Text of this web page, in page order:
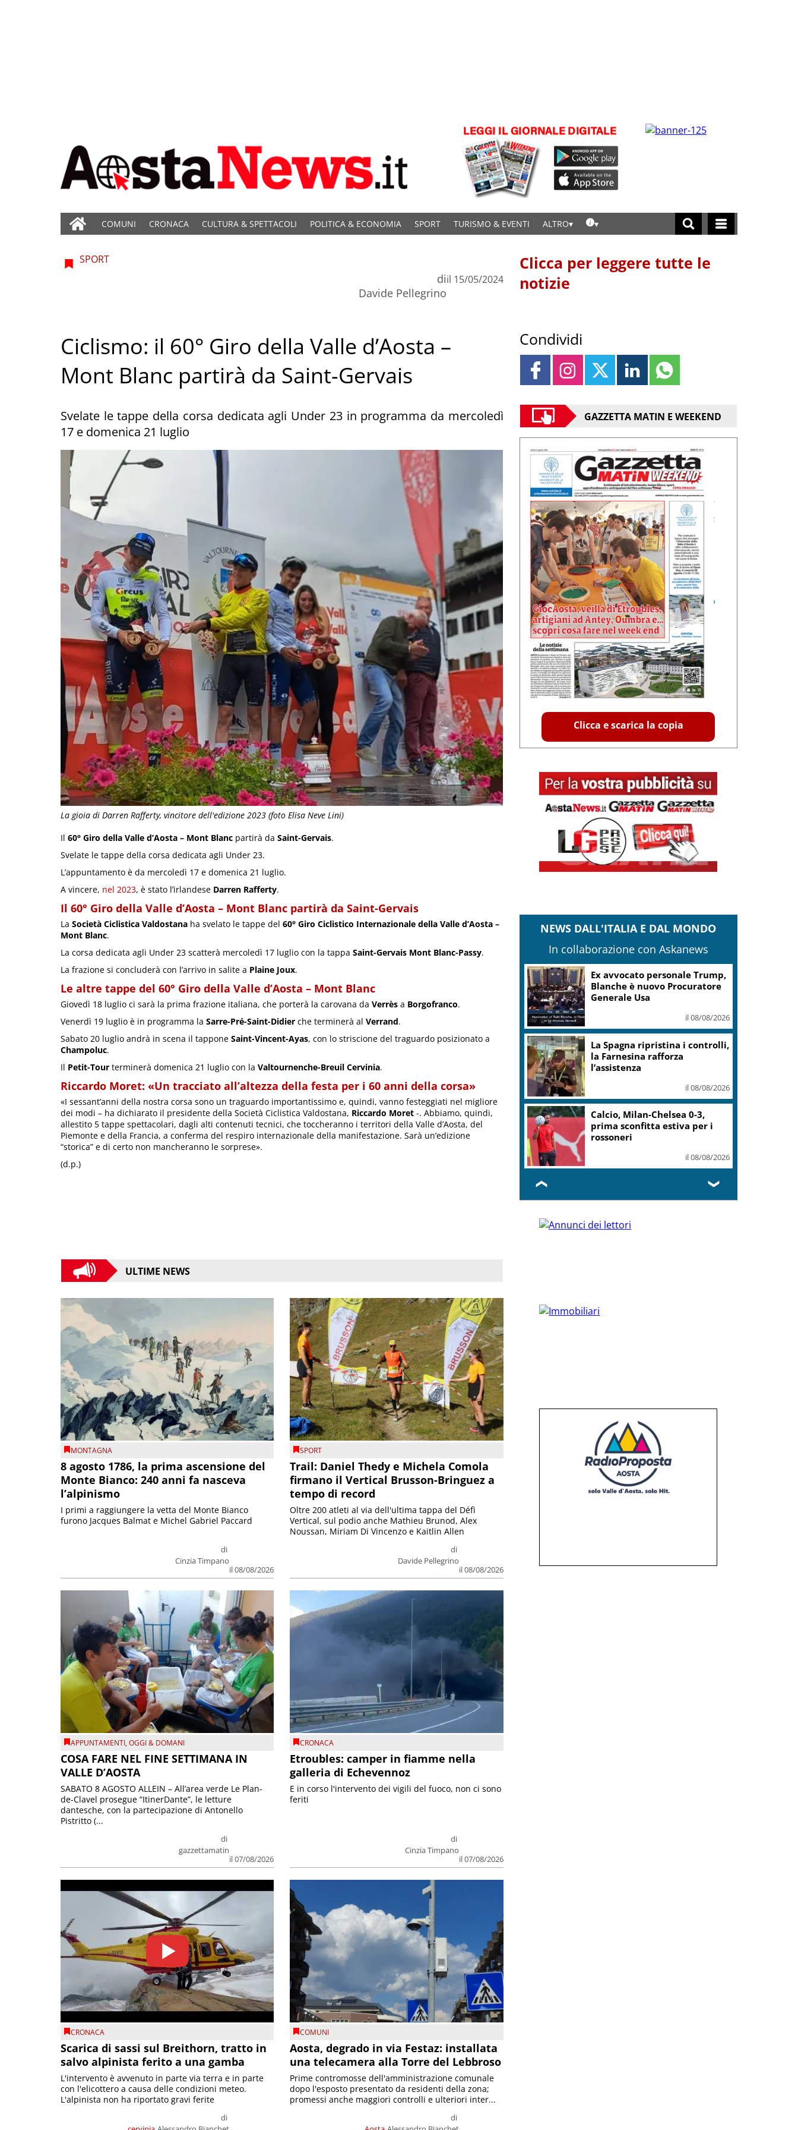
COMUNI CRONACA CULTURA & SPETTACOLI POLITICA & ECONOMIA SPORT TURISMO & EVENTI ALTRO
La gioia di Darren Rafferty, vincitore dell'edizione 2023 (foto Elisa Neve Lini)
SPORT
di
Davide Pellegrino
il 15/05/2024
Ciclismo: il 60° Giro della Valle d’Aosta –
Mont Blanc partirà da Saint-Gervais
Svelate le tappe della corsa dedicata agli Under 23 in programma da mercoledì
17 e domenica 21 luglio
Il 60° Giro della Valle d’Aosta – Mont Blanc partirà da Saint-Gervais.
Svelate le tappe della corsa dedicata agli Under 23.
L’appuntamento è da mercoledì 17 e domenica 21 luglio.
A vincere, nel 2023, è stato l’irlandese Darren Rafferty.
Il 60° Giro della Valle d’Aosta – Mont Blanc partirà da Saint-Gervais
La Società Ciclistica Valdostana ha svelato le tappe del 60° Giro Ciclistico Internazionale della Valle d’Aosta –
Mont Blanc.
La corsa dedicata agli Under 23 scatterà mercoledì 17 luglio con la tappa Saint-Gervais Mont Blanc-Passy.
La frazione si concluderà con l’arrivo in salite a Plaine Joux.
Le altre tappe del 60° Giro della Valle d’Aosta – Mont Blanc
Giovedì 18 luglio ci sarà la prima frazione italiana, che porterà la carovana da Verrès a Borgofranco.
Venerdì 19 luglio è in programma la Sarre-Pré-Saint-Didier che terminerà al Verrand.
Sabato 20 luglio andrà in scena il tappone Saint-Vincent-Ayas, con lo striscione del traguardo posizionato a
Champoluc.
Il Petit-Tour terminerà domenica 21 luglio con la Valtournenche-Breuil Cervinia.
Riccardo Moret: «Un tracciato all’altezza della festa per i 60 anni della corsa»
«I sessant’anni della nostra corsa sono un traguardo importantissimo e, quindi, vanno festeggiati nel migliore
dei modi – ha dichiarato il presidente della Società Ciclistica Valdostana, Riccardo Moret -. Abbiamo, quindi,
allestito 5 tappe spettacolari, dagli alti contenuti tecnici, che toccheranno i territori della Valle d’Aosta, del
Piemonte e della Francia, a conferma del respiro internazionale della manifestazione. Sarà un’edizione
“storica” e di certo non mancheranno le sorprese».
(d.p.)
ULTIME NEWS
MONTAGNA
8 agosto 1786, la prima ascensione del
Monte Bianco: 240 anni fa nasceva
l’alpinismo
di
Cinzia Timpano
il 08/08/2026
I primi a raggiungere la vetta del Monte Bianco
furono Jacques Balmat e Michel Gabriel Paccard
SPORT
Trail: Daniel Thedy e Michela Comola
firmano il Vertical Brusson-Bringuez a
tempo di record
di
Davide Pellegrino
il 08/08/2026
Oltre 200 atleti al via dell'ultima tappa del Défì
Vertical, sul podio anche Mathieu Brunod, Alex
Noussan, Miriam Di Vincenzo e Kaitlin Allen
APPUNTAMENTI,OGGI & DOMANI
COSA FARE NEL FINE SETTIMANA IN
VALLE D’AOSTA
di
gazzettamatin
il 07/08/2026
SABATO 8 AGOSTO ALLEIN – All’area verde Le Plan-
de-Clavel prosegue “ItinerDante”, le letture
dantesche, con la partecipazione di Antonello
Pistritto (...
CRONACA
Etroubles: camper in fiamme nella
galleria di Echevennoz
di
Cinzia Timpano
il 07/08/2026
E in corso l'intervento dei vigili del fuoco, non ci sono
feriti
CRONACA
Scarica di sassi sul Breithorn, tratto in
salvo alpinista ferito a una gamba
di
L'intervento è avvenuto in parte via terra e in parte
con l'elicottero a causa delle condizioni meteo.
L'alpinista non ha riportato gravi ferite
COMUNI
Aosta, degrado in via Festaz: installata
una telecamera alla Torre del Lebbroso
di
Prime contromosse dell'amministrazione comunale
dopo l'esposto presentato da residenti della zona;
promessi anche maggiori controlli e ulteriori inter...
Clicca per leggere tutte le
notizie
Condividi
GAZZETTA MATIN E WEEKEND
Clicca e scarica la copia
NEWS DALL'ITALIA E DAL MONDO
In collaborazione con Askanews
Ex avvocato personale Trump,
Blanche è nuovo Procuratore
Generale Usa
il 08/08/2026
La Spagna ripristina i controlli,
la Farnesina rafforza
l’assistenza
il 08/08/2026
Calcio, Milan-Chelsea 0-3,
prima sconfitta estiva per i
rossoneri
il 08/08/2026
❮ ❯